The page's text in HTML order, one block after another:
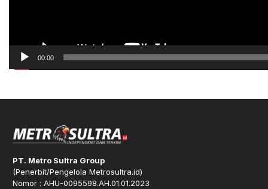
00:00
PT. Metro Sultra Group
(Penerbit/Pengelola Metrosultra.id)
Nomor : AHU-0095598.AH.01.01.2023